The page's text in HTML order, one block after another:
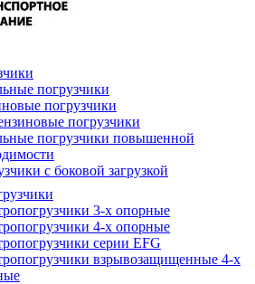
погрузчики
погрузчики
погрузчики
погрузчики повышенной
с боковой загрузкой
3-х опорные
4-х опорные
серии EFG
взрывозащищенные 4-х